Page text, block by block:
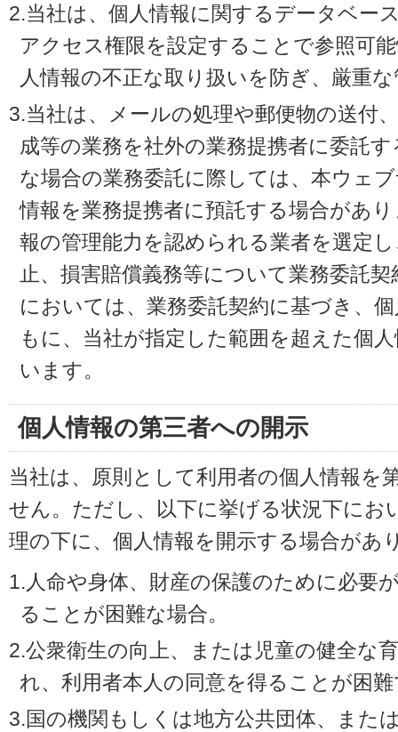
2.当社は、個人情報に関するデータベー
アクセス権限を設定することで参照可
人情報の不正な取り扱いを防ぎ、厳重
3.当社は、メールの処理や郵便物の送付
成等の業務を社外の業務提携者に委託
な場合の業務委託に際しては、本ウェ
情報を業務提携者に預託する場合があ
報の管理能力を認められる業者を選定
止、損害賠償義務等について業務委託
においては、業務委託契約に基づき、
もに、当社が指定した範囲を超えた個
います。
個人情報の第三者への開示
当社は、原則として利用者の個人情報を
せん。ただし、以下に挙げる状況下にお
理の下に、個人情報を開示する場合があ
1.人命や身体、財産の保護のために必要
ることが困難な場合。
2.公衆衛生の向上、または児童の健全な
れ、利用者本人の同意を得ることが困
3.国の機関もしくは地方公共団体、また